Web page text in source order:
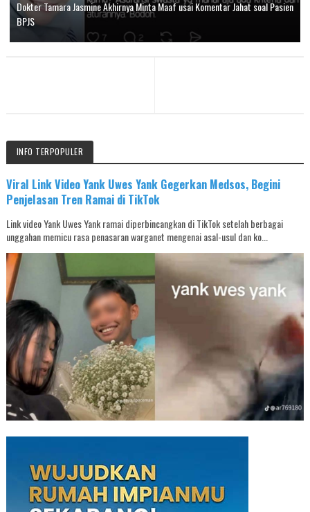
Dokter Tamara Jasmine Akhirnya Minta Maaf usai Komentar Jahat soal Pasien
BPJS
INFO TERPOPULER
Viral Link Video Yank Uwes Yank Gegerkan Medsos, Begini
Penjelasan Tren Ramai di TikTok
Link video Yank Uwes Yank ramai diperbincangkan di TikTok setelah berbagai
unggahan memicu rasa penasaran warganet mengenai asal-usul dan ko...